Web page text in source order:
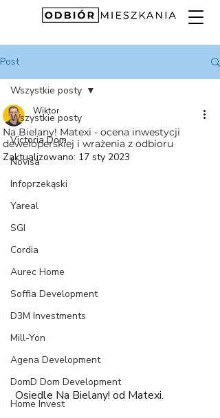
Post
Wszystkie posty
Victoria Dom
Novisa
Infoprzekąski
Yareal
SGI
Cordia
Aurec Home
Soffia Development
D3M Investments
Mill-Yon
Agena Development
DomD Dom Development
Home Invest
Wszystkie posty
Na Bielany! Matexi - ocena inwestycji
deweloperskiej i wrażenia z odbioru
Wiktor
Zaktualizowano: 17 sty 2023
Osiedle Na Bielany! od Matexi.